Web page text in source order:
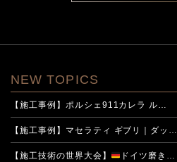
NEW TOPICS
【施工事例】ポルシェ911カレラ ル…
【施工事例】マセラティ ギブリ｜ダッ…
【施工技術の世界大会】 ドイツ磨き…